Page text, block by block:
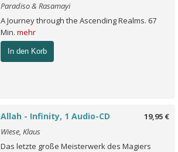
Paradiso & Rasamayi
A Journey through the Ascending Realms. 67
Min. mehr
In den Korb
19,95 €
Allah - Infinity, 1 Audio-CD
Wiese, Klaus
Das letzte große Meisterwerk des Magiers